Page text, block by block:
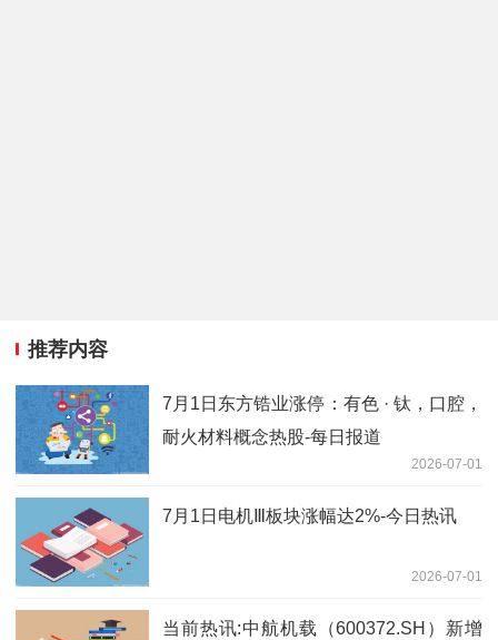
推荐内容
7月1日东方锆业涨停：有色 · 钛，口腔，
耐火材料概念热股-每日报道
2026-07-01
7月1日电机Ⅲ板块涨幅达2%-今日热讯
2026-07-01
当前热讯:中航机载（600372.SH）新增